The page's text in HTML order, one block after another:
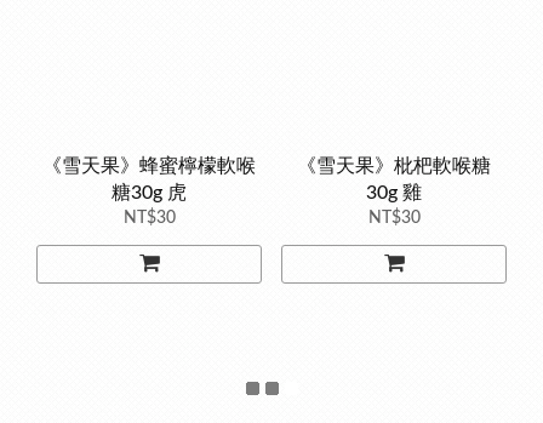
《雪天果》蜂蜜檸檬軟喉
糖30g 虎
NT$30
《雪天果》枇杷軟喉糖
30g 雞
NT$30